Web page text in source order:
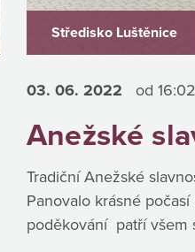
Středisko Luštěnice
03. 06. 2022 od 16:02
Anežské
Tradiční Anežské
Panovalo krásné
poděkování patří všem